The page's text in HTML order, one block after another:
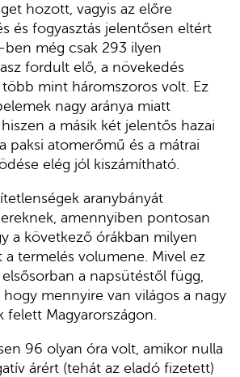
hozott, vagyis az előre
és fogyasztás jelentősen eltért
még csak 293 ilyen
fordult elő, a növekedés
mint háromszoros volt. Ez
nagy aránya miatt
a másik két jelentős hazai
paksi atomerőmű és a mátrai
elég jól kiszámítható.
aranybányát
amennyiben pontosan
a következő órákban milyen
a termelés volumene. Mivel ez
a napsütéstől függ,
mennyire van világos a nagy
Magyarországon.
96 olyan óra volt, amikor nulla
árért (tehát az eladó fizetett)